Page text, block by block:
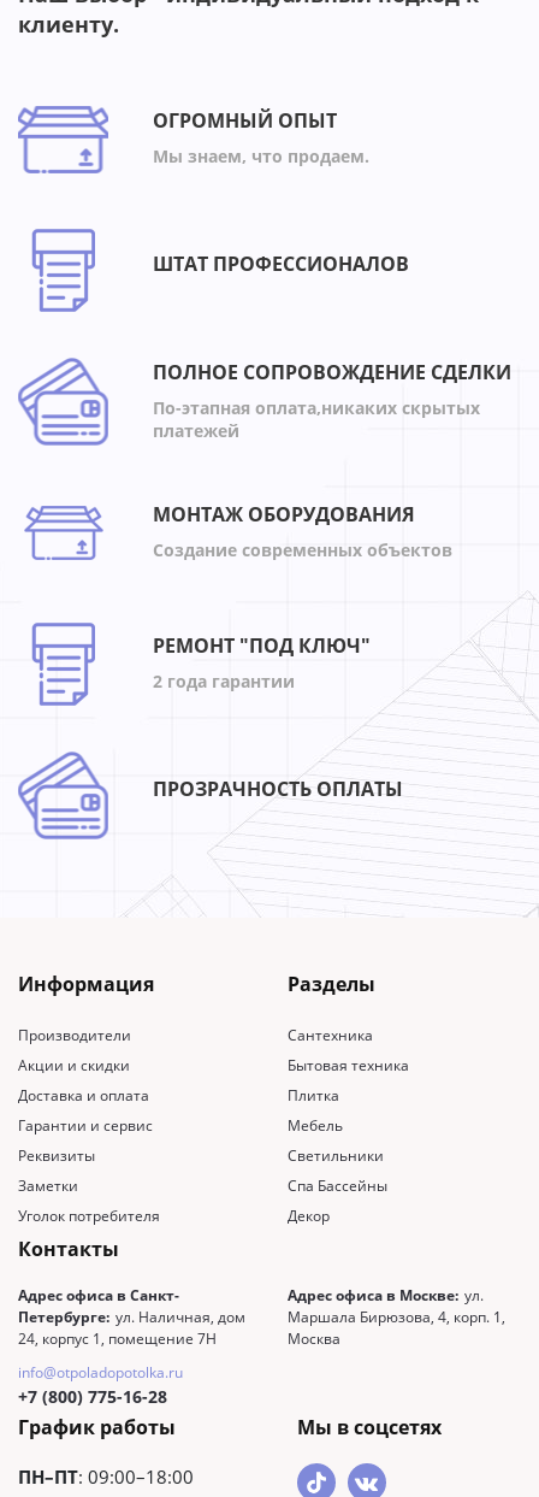
клиенту.
ОГРОМНЫЙ ОПЫТ
Мы знаем, что продаем.
ШТАТ ПРОФЕССИОНАЛОВ
ПОЛНОЕ СОПРОВОЖДЕНИЕ СДЕЛКИ
По-этапная оплата,никаких скрытых
платежей
МОНТАЖ ОБОРУДОВАНИЯ
Создание современных объектов
РЕМОНТ "ПОД КЛЮЧ"
2 года гарантии
ПРОЗРАЧНОСТЬ ОПЛАТЫ
Информация
Производители
Акции и скидки
Доставка и оплата
Гарантии и сервис
Реквизиты
Заметки
Уголок потребителя
Разделы
Сантехника
Бытовая техника
Плитка
Мебель
Светильники
Спа Бассейны
Декор
Контакты
Адрес офиса в Санкт-
Петербурге: ул. Наличная, дом
24, корпус 1, помещение 7Н
Адрес офиса в Москве: ул.
Маршала Бирюзова, 4, корп. 1,
Москва
info@otpoladopotolka.ru
+7 (800) 775-16-28
График работы
ПН–ПТ: 09:00–18:00
Мы в соцсетях